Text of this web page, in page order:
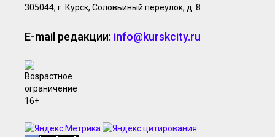
305044, г. Курск, Соловьиный переулок, д. 8
E-mail редакции: info@kurskcity.ru